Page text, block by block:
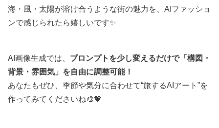
海・風・太陽が溶け合うような街の魅力を、AIファッショ
ンで感じられたら嬉しいです✨
AI画像生成では、 プロンプトを少し変えるだけで「構図・
背景・雰囲気」を自由に調整可能！
あなたもぜひ、季節や気分に合わせて“旅するAIアート”を
作ってみてくださいね🎨💖